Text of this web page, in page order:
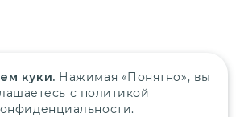
куки. Нажимая «Понятно», вы
с политикой